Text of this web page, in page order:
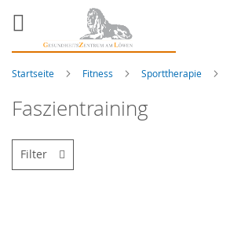
Startseite Fitness Sporttherapie
Faszientraining
Filter